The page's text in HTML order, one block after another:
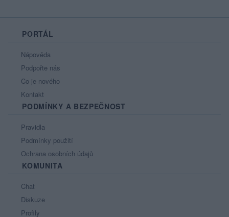
PORTÁL
Nápověda
Podpořte nás
Co je nového
Kontakt
PODMÍNKY A BEZPEČNOST
Pravidla
Podmínky použití
Ochrana osobních údajů
KOMUNITA
Chat
Diskuze
Profily